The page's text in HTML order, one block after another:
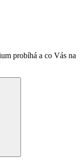
probíhá a co Vás na